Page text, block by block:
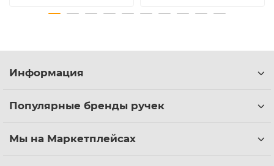
Информация
Популярные бренды ручек
Мы на Маркетплейсах